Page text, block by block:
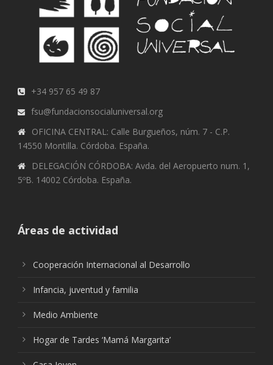
+34 957 65 49 87
fsu@fundacionsocialuniversal.org
OFICINA CENTRAL: Calle Burgueños, núm. 7 - C.P.
14550 Montilla. Córdoba. España.
DELEGACIÓN CÓRDOBA: Avda. del Aeropuerto num. 1,
5ºB. 14002 Córdoba. España.
Áreas de actividad
Cooperación Internacional al Desarrollo
Infancia, juventud y familia
Medio Ambiente
Hogar de Tardes ‘Mamá Margarita’